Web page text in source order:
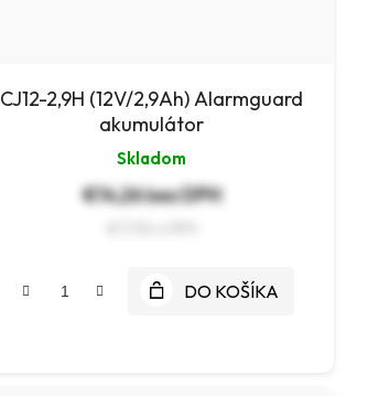
CJ12-2,9H (12V/2,9Ah) Alarmguard
akumulátor
Skladom
€14,26 bez DPH
DO KOŠÍKA